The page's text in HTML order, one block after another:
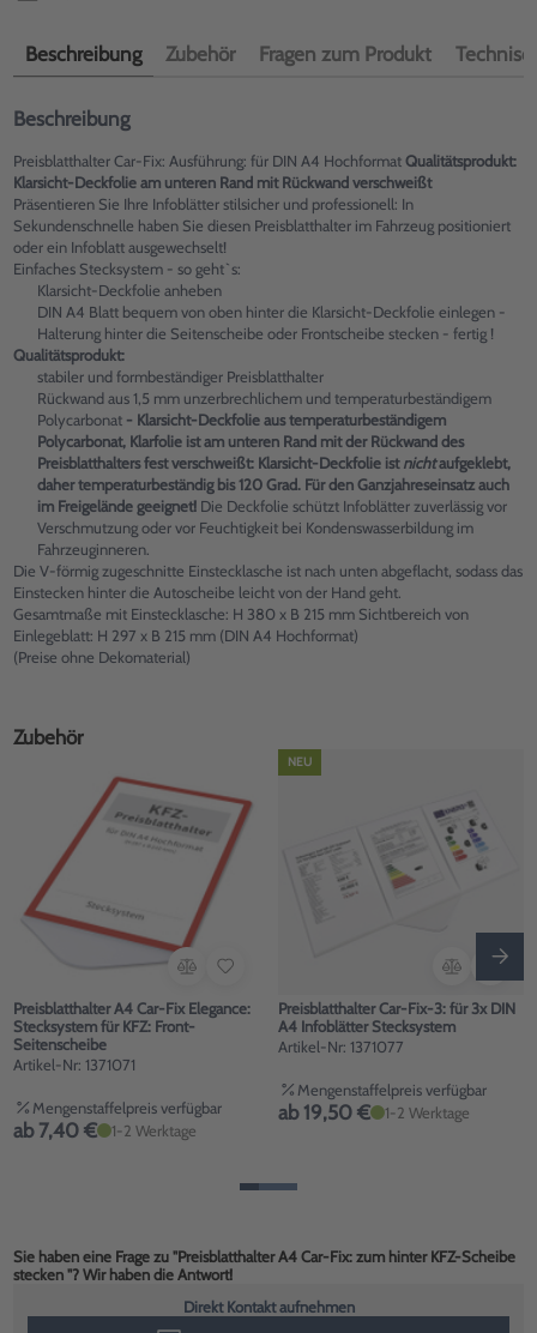
Beschreibung Zubehör Fragen zum Produkt
Beschreibung
Preisblatthalter Car-Fix: Ausführung: für DIN A4 HochformatQualitätsprodukt:
Klarsicht-Deckfolie am unteren Rand mit Rückwand verschweißt
Präsentieren Sie Ihre Infoblätter stilsicher und professionell: In
Sekundenschnelle haben Sie diesen Preisblatthalter im Fahrzeug positioniert
oder ein Infoblatt ausgewechselt!
Einfaches Stecksystem - so geht`s:
Klarsicht-Deckfolie anheben
DIN A4 Blatt bequem von oben hinter die Klarsicht-Deckfolie einlegen -
Halterung hinter die Seitenscheibe oder Frontscheibe stecken - fertig !
Qualitätsprodukt:
stabiler und formbeständiger Preisblatthalter
Rückwand aus 1,5 mm unzerbrechlichem und temperaturbeständigem
Polycarbonat - Klarsicht-Deckfolie aus temperaturbeständigem
Polycarbonat, Klarfolie ist am unteren Rand mit der Rückwand des
Preisblatthalters fest verschweißt: Klarsicht-Deckfolie istnichtaufgeklebt,
daher temperaturbeständig bis 120 Grad. Für den Ganzjahreseinsatz auch
im Freigelände geeignet!Die Deckfolie schützt Infoblätter zuverlässig vor
Verschmutzung oder vor Feuchtigkeit bei Kondenswasserbildung im
Fahrzeuginneren.
Die V-förmig zugeschnitte Einstecklasche ist nach unten abgeflacht, sodass das
Einstecken hinter die Autoscheibe leicht von der Hand geht.
Gesamtmaße mit Einstecklasche: H 380 x B 215 mm Sichtbereich von
Einlegeblatt: H 297 x B 215 mm (DIN A4 Hochformat)
(Preise ohne Dekomaterial)
Zubehör
Preisblatthalter A4 Car-Fix Elegance:
Stecksystem für KFZ: Front-
Seitenscheibe
Artikel-Nr: 1371071
Mengenstaffelpreis verfügbar
ab 7,40 € 1-2 Werktage
NEU
Preisblatthalter Car-Fix-3: für 3x DIN
A4 Infoblätter Stecksystem
Artikel-Nr: 1371077
Mengenstaffelpreis verfügbar
ab 19,50 € 1-2 Werktage
Sie haben eine Frage zu "Preisblatthalter A4 Car-Fix: zum hinter KFZ-Scheibe
stecken "? Wir haben die Antwort!
Direkt Kontakt aufnehmen